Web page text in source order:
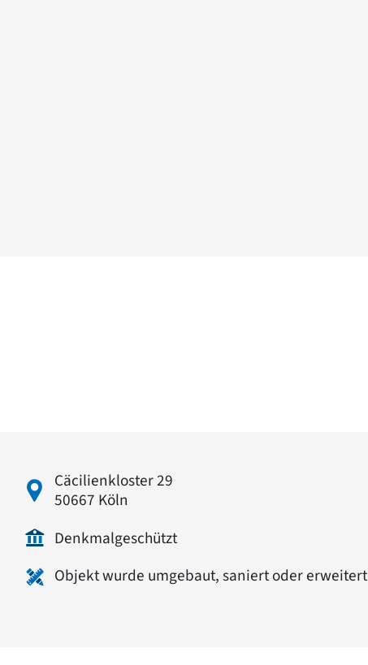
Cäcilienkloster 29
50667 Köln
Denkmalgeschützt
Objekt wurde umgebaut, saniert oder erweitert